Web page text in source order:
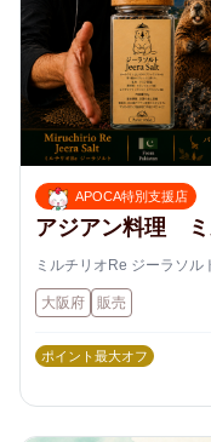
APOCA特別支援店
アジアン料理 ミ
ミルチリオRe ジーラソ
大阪府 販売
ポイント最大オフ